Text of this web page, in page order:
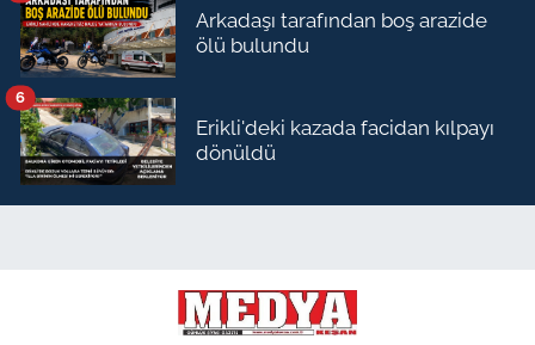
Arkadaşı tarafından boş arazide
ölü bulundu
Erikli'deki kazada facidan kılpayı
dönüldü
6